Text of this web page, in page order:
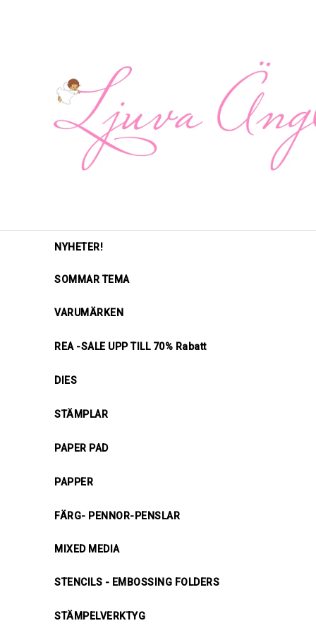
NYHETER!
SOMMAR TEMA
VARUMÄRKEN
REA -SALE UPP TILL 70% Rabatt
DIES
STÄMPLAR
PAPER PAD
PAPPER
FÄRG- PENNOR-PENSLAR
MIXED MEDIA
STENCILS - EMBOSSING FOLDERS
STÄMPELVERKTYG